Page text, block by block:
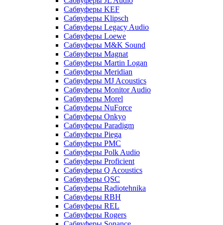
Сабвуферы KEF
Сабвуферы Klipsch
Сабвуферы Legacy Audio
Сабвуферы Loewe
Сабвуферы M&K Sound
Сабвуферы Magnat
Сабвуферы Martin Logan
Сабвуферы Meridian
Сабвуферы MJ Acoustics
Сабвуферы Monitor Audio
Сабвуферы Morel
Сабвуферы NuForce
Сабвуферы Onkyo
Сабвуферы Paradigm
Сабвуферы Piega
Сабвуферы PMC
Сабвуферы Polk Audio
Сабвуферы Proficient
Сабвуферы Q Acoustics
Сабвуферы QSC
Сабвуферы Radiotehnika
Сабвуферы RBH
Сабвуферы REL
Сабвуферы Rogers